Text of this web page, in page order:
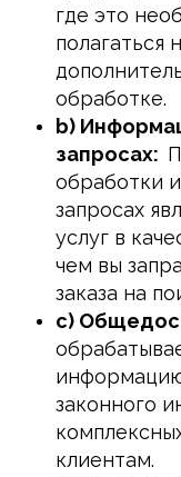
где это
полагаться
обработке.
b)
запросах:
обработки
запросах
услуг в
чем вы
заказа на
c)
законного
клиентам.